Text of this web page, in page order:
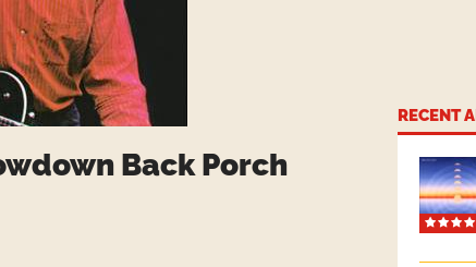
Back Porch
RECENT